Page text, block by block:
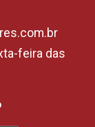
feira das